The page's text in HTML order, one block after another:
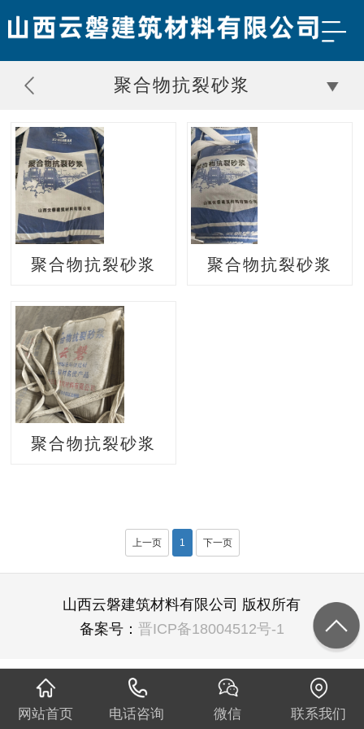
聚合物抗裂砂浆
聚合物抗裂砂浆 聚合物抗裂砂浆
聚合物抗裂砂浆
上一页 1 下一页
山西云磐建筑材料有限公司 版权所有
备案号： 晋ICP备18004512号-1
网站首页 电话咨询 微信 联系我们